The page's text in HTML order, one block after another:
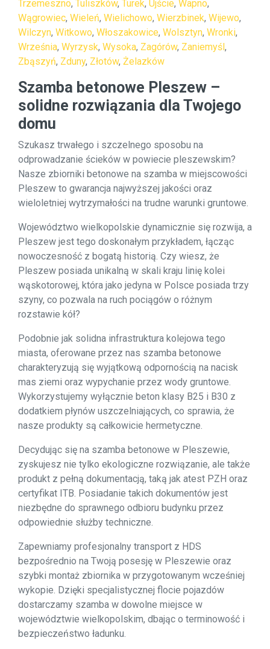
Trzemeszno, Tuliszków, Turek, Ujście, Wapno,
Wągrowiec, Wieleń, Wielichowo, Wierzbinek, Wijewo,
Wilczyn, Witkowo, Włoszakowice, Wolsztyn, Wronki,
Września, Wyrzysk, Wysoka, Zagórów, Zaniemyśl,
Zbąszyń, Zduny, Złotów, Żelazków
Szamba betonowe Pleszew –
solidne rozwiązania dla Twojego
domu
Szukasz trwałego i szczelnego sposobu na
odprowadzanie ścieków w powiecie pleszewskim?
Nasze zbiorniki betonowe na szamba w miejscowości
Pleszew to gwarancja najwyższej jakości oraz
wieloletniej wytrzymałości na trudne warunki gruntowe.
Województwo wielkopolskie dynamicznie się rozwija, a
Pleszew jest tego doskonałym przykładem, łącząc
nowoczesność z bogatą historią. Czy wiesz, że
Pleszew posiada unikalną w skali kraju linię kolei
wąskotorowej, która jako jedyna w Polsce posiada trzy
szyny, co pozwala na ruch pociągów o różnym
rozstawie kół?
Podobnie jak solidna infrastruktura kolejowa tego
miasta, oferowane przez nas szamba betonowe
charakteryzują się wyjątkową odpornością na nacisk
mas ziemi oraz wypychanie przez wody gruntowe.
Wykorzystujemy wyłącznie beton klasy B25 i B30 z
dodatkiem płynów uszczelniających, co sprawia, że
nasze produkty są całkowicie hermetyczne.
Decydując się na szamba betonowe w Pleszewie,
zyskujesz nie tylko ekologiczne rozwiązanie, ale także
produkt z pełną dokumentacją, taką jak atest PZH oraz
certyfikat ITB. Posiadanie takich dokumentów jest
niezbędne do sprawnego odbioru budynku przez
odpowiednie służby techniczne.
Zapewniamy profesjonalny transport z HDS
bezpośrednio na Twoją posesję w Pleszewie oraz
szybki montaż zbiornika w przygotowanym wcześniej
wykopie. Dzięki specjalistycznej flocie pojazdów
dostarczamy szamba w dowolne miejsce w
województwie wielkopolskim, dbając o terminowość i
bezpieczeństwo ładunku.